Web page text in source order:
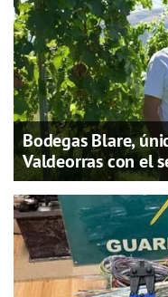
Bodegas Blare,
Valdeorras con el